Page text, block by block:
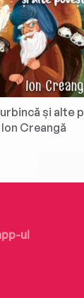
Ion Creangă
ul